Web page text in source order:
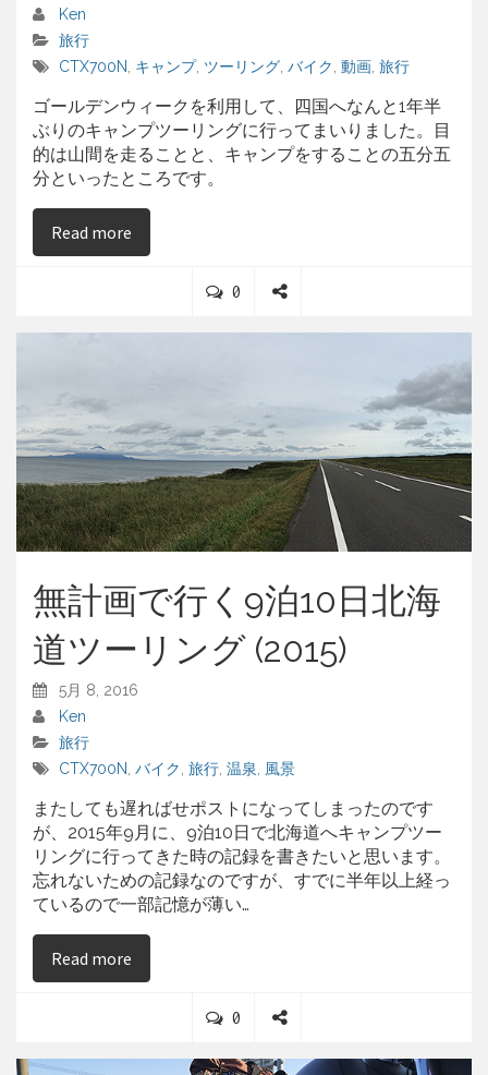
Ken
旅行
CTX700N キャンプ, ツーリング バイク 動画 旅行
ゴールデンウィークを利用して、四国へなんと1年半
ぶりのキャンプツーリングに行ってまいりました。目
的は山間を走ることと、キャンプをすることの五分五
分といったところです。
Read more
0C
m
t
s
h
無計画で行く9泊10日北海
道ツーリング (2015)
5月 8, 2016
Ken
旅行
CTX700N バイク 旅行 温泉 風景
またしても遅ればせポストになってしまったのです
が、2015年9月に、9泊10日で北海道へキャンプツー
リングに行ってきた時の記録を書きたいと思います。
忘れないための記録なのですが、すでに半年以上経っ
ているので一部記憶が薄い…
Read more
0C
m
h